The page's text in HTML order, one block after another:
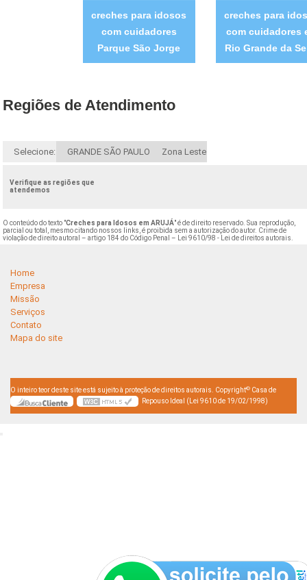
creches para idosos
com cuidadores
Parque São Jorge
creches para
com cuidadores
Rio Grande da
Regiões de Atendimento
Selecione: GRANDE SÃO PAULO Zona Leste
Verifique as regiões que
atendemos
O conteúdo do texto "Creches para Idosos em ARUJÁ" é de direito reservado. Sua reprodução,
parcial ou total, mesmo citando nossos links, é proibida sem a autorização do autor. Crime de
violação de direito autoral – artigo 184 do Código Penal –
Lei 9610/98 - Lei de direitos autorais
Home
Empresa
Missão
Serviços
Contato
Mapa do site
O inteiro teor deste site está sujeito à proteção de direitos autorais. Copyright© Casa de
Repouso Ideal (Lei 9610 de 19/02/1998)